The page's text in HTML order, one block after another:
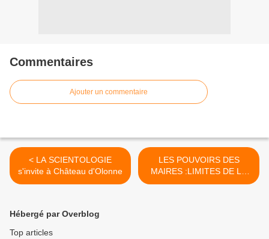
Commentaires
Ajouter un commentaire
< LA SCIENTOLOGIE
s'invite à Château d'Olonne
LES POUVOIRS DES
MAIRES :LIMITES DE LA
DECENTRALISATION >
Hébergé par Overblog
Top articles